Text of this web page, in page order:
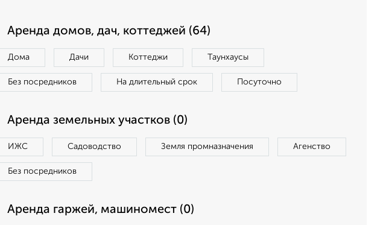
Аренда домов, дач, коттеджей (64)
Дома Дачи Коттеджи Таунхаусы
Без посредников На длительный срок Посуточно
Аренда земельных участков (0)
ИЖС Садоводство Земля промназначения Агенство
Без посредников
Аренда гаржей, машиномест (0)